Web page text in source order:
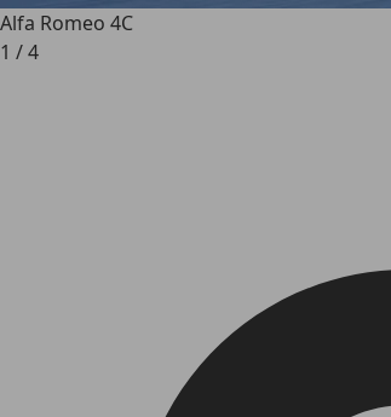
Alfa Romeo 4C
1 /4